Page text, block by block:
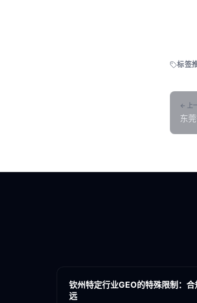
标签
← 上
东
GEO
钦州特定行业GEO的特殊限制：
远